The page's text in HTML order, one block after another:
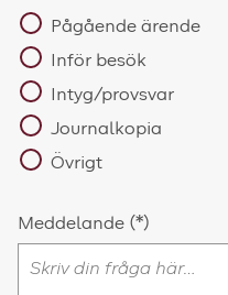
Pågående ärende
Inför besök
Intyg/provsvar
Journalkopia
Övrigt
Meddelande